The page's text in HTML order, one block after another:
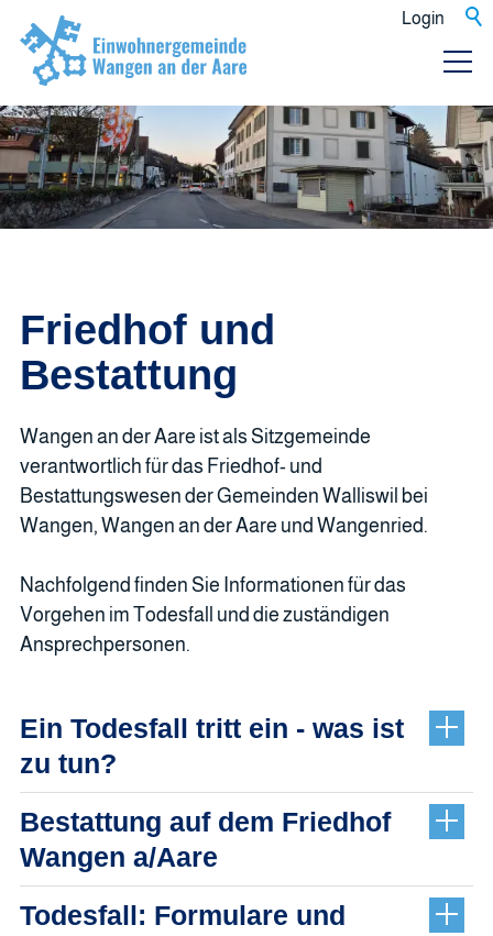
Login
Friedhof und
Bestattung
Wangen an der Aare ist als Sitzgemeinde
verantwortlich für das Friedhof- und
Bestattungswesen der Gemeinden Walliswil bei
Wangen, Wangen an der Aare und Wangenried.
Nachfolgend finden Sie Informationen für das
Vorgehen im Todesfall und die zuständigen
Ansprechpersonen.
Ein Todesfall tritt ein - was ist
zu tun?
Bestattung auf dem Friedhof
Wangen a/Aare
Todesfall: Formulare und